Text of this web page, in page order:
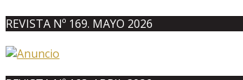
REVISTA Nº 169. MAYO 2026